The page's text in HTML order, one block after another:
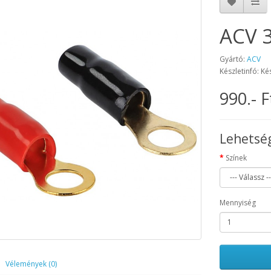
Vélemények (0)
ACV
Gyártó:ACV
Készletinfó:
990.-
Színek
Mennyiség